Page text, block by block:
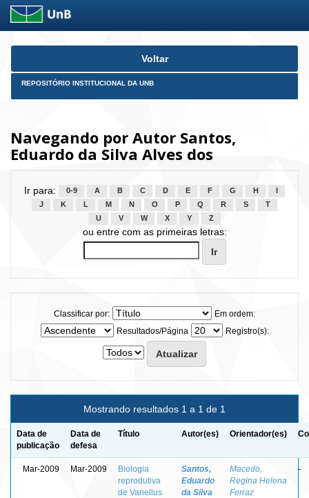
Skip
Voltar
REPOSITÓRIO INSTITUCIONAL DA UNB
Navegando por Autor Santos,
Eduardo da Silva Alves dos
Ir para: 0-9 A B C D E F G H
J
K L M N O P Q R S
T
U
V W X Y Z
ou entre com as primeiras letras:
Classificar por:
Em ordem:
Resultados/Página
Registro(s):
Mostrando resultados 1 a 1 de 1
Data de
publicação
Data de
defesa
Título Autor(es) Orientador(es)
Mar-2009 Mar-2009
Biologia
reprodutiva
de Vanellus
Santos,
Eduardo
da Silva
Macedo,
Regina Helena
Ferraz
-